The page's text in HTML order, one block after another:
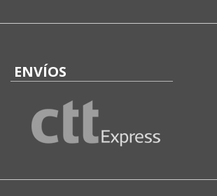
ENVÍOS